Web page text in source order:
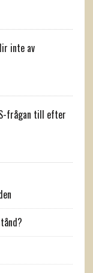
inte av
frågan till efter